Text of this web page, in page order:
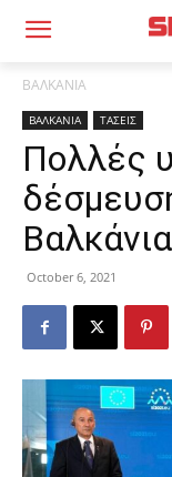
ΒΑΛΚΑΝΙΑ
ΒΑΛΚΑΝΙΑ ΤΑΣΕΙΣ
Πολλές
October 6, 2021